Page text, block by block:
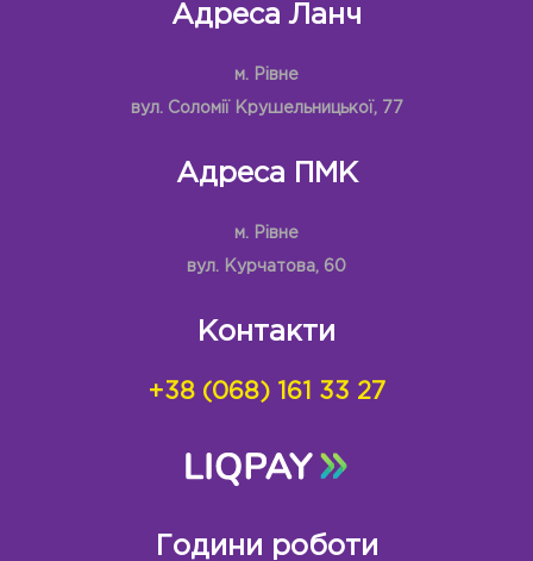
Адреса Ланч
м. Рівне
вул. Соломії Крушельницької, 77
Адреса ПМК
м. Рівне
вул. Курчатова, 60
Контакти
+38 (068) 161 33 27
Години роботи